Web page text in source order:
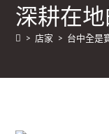
深耕在
> 店家 > 台中全是